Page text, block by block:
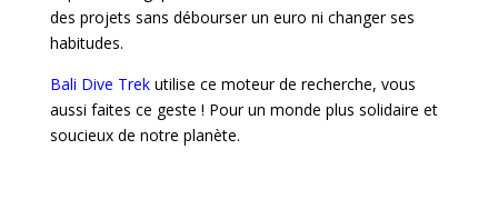
des projets sans débourser un euro ni changer ses
habitudes.
Bali Dive Trekutilise ce moteur de recherche, vous
aussi faites ce geste ! Pour un monde plus solidaire et
soucieux de notre planète.